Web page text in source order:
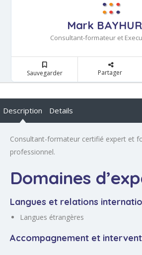
Mark
Consultant-formateur et
Sauvegarder Partager
Description Details
Consultant-formateur certifié expert et
professionnel.
Domaines
Langues et relations
Langues étrangères
Accompagnement et